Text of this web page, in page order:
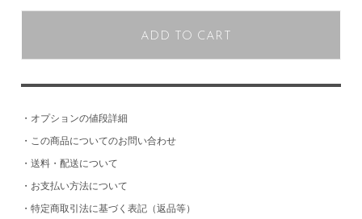
ADD TO CART
・ オプションの値段詳細
・ この商品についてのお問い合わせ
・ 送料・配送について
・ お支払い方法について
・ 特定商取引法に基づく表記（返品等）